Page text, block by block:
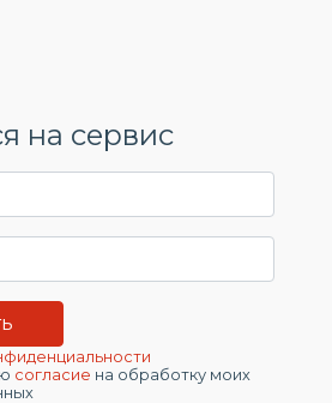
на сервис
согласие на обработку моих